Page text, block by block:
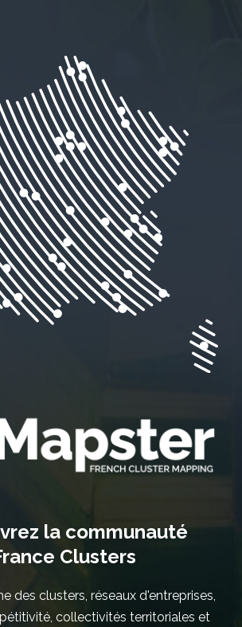
la communauté
Clusters
des clusters, réseaux d'entreprises,
collectivités territoriales et